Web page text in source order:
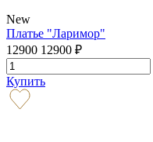
New
Платье "Ларимор"
12900 12900 ₽
Купить